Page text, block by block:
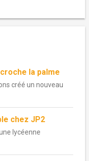
la palme
créé un nouveau
chez JP2
lycéenne